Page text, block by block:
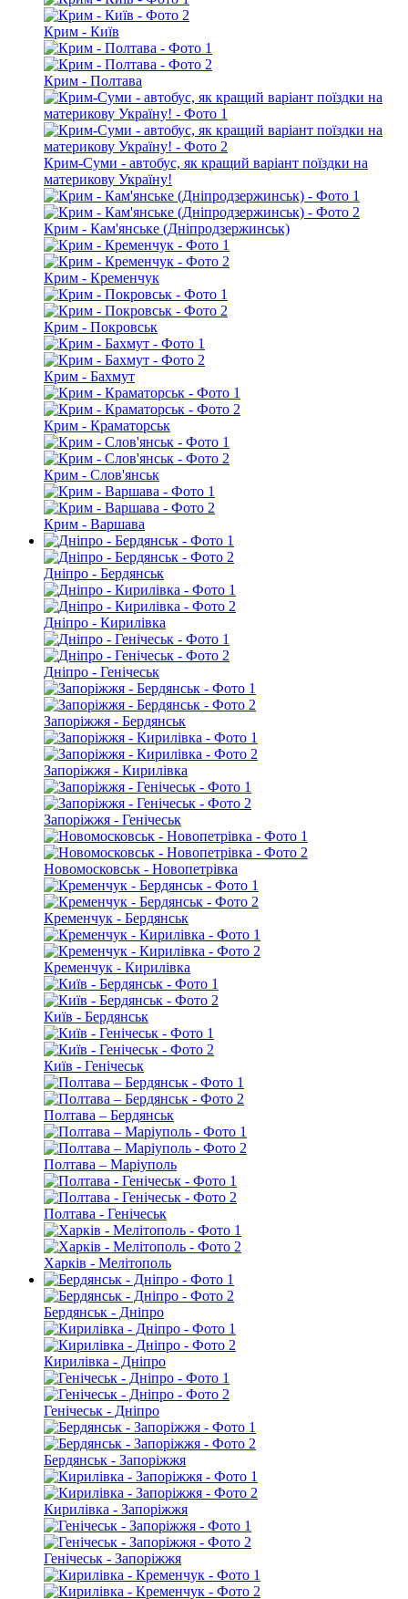
Крим - Київ
Крим - Полтава
Крим-Суми - автобус, як кращий варіант поїздки на
материкову Україну!
Крим - Кам'янське (Дніпродзержинськ)
Крим - Кременчук
Крим - Покровськ
Крим - Бахмут
Крим - Краматорськ
Крим - Слов'янськ
Крим - Варшава
Дніпро - Бердянськ
Дніпро - Кирилівка
Дніпро - Генічеськ
Запоріжжя - Бердянськ
Запоріжжя - Кирилівка
Запоріжжя - Генічеськ
Новомосковськ - Новопетрівка
Кременчук - Бердянськ
Кременчук - Кирилівка
Київ - Бердянськ
Київ - Генічеськ
Полтава – Бердянськ
Полтава – Маріуполь
Полтава - Генічеськ
Харків - Мелітополь
Бердянськ - Дніпро
Кирилівка - Дніпро
Генічеськ - Дніпро
Бердянськ - Запоріжжя
Кирилівка - Запоріжжя
Генічеськ - Запоріжжя